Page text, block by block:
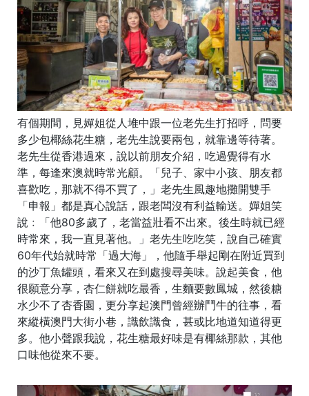
有個期間，見嬋姐從人堆中跟一位老先生打招呼，問要
多少包椰絲花生糖，老先生說要兩包，就靠邊等待著。
老先生從香港過來，說以前朋友介紹，吃過覺得有水
準，每逢來澳就時常光顧。「兒子、家中小孩、朋友都
喜歡吃，那就不得不買了，」老先生風趣地攤開雙手
「申報」都是真心說話，跟老闆沒有利益輸送。嬋姐笑
說﹕「他80多歲了，老當益壯看不出來。後生時就已經
時常來，我一直見著他。」老先生吃吃笑，說自己確實
60年代始就時常「過大海」，他隨手舉起剛在附近買到
的沙丁魚罐頭，看來又在到處搜尋美味。說起美食，他
很願意分享，杏仁餅就吃最香，生麵要數鳳城，然後糖
水少不了杏香園，更分享起澳門曾經辦鬥牛的往事，看
來縱橫澳門大街小巷，識飲識食，甚或比地道知道得更
多。他小聲跟我說，花生糖最好味是有椰絲那款，其他
口味他從來不要。